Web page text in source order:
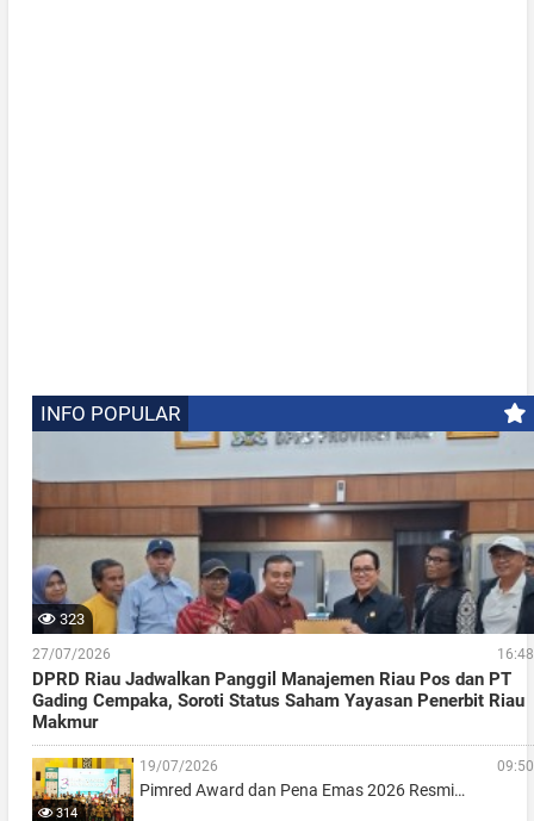
INFO POPULAR
323
27/07/2026 16:48
DPRD Riau Jadwalkan Panggil Manajemen Riau Pos dan PT
Gading Cempaka, Soroti Status Saham Yayasan Penerbit Riau
Makmur
314
19/07/2026 09:50
Pimred Award dan Pena Emas 2026 Resmi…